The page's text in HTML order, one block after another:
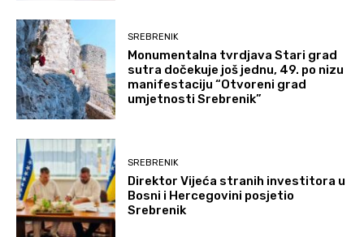
SREBRENIK
Monumentalna tvrdjava Stari grad
sutra dočekuje još jednu, 49. po nizu
manifestaciju “Otvoreni grad
umjetnosti Srebrenik”
SREBRENIK
Direktor Vijeća stranih investitora u
Bosni i Hercegovini posjetio
Srebrenik